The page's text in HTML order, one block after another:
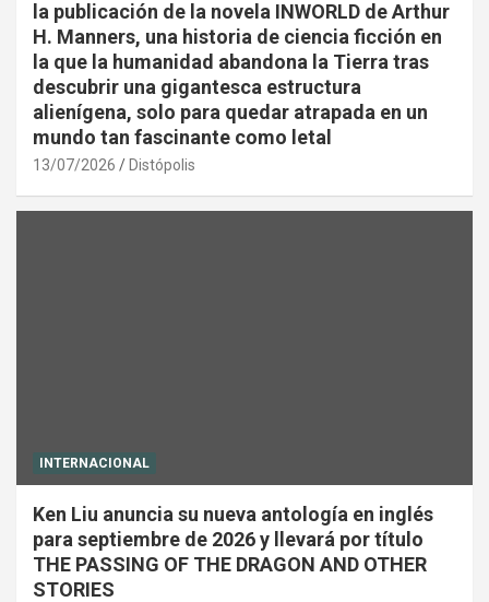
la publicación de la novela INWORLD de Arthur
H. Manners, una historia de ciencia ficción en
la que la humanidad abandona la Tierra tras
descubrir una gigantesca estructura
alienígena, solo para quedar atrapada en un
mundo tan fascinante como letal
13/07/2026 Distópolis
INTERNACIONAL
Ken Liu anuncia su nueva antología en inglés
para septiembre de 2026 y llevará por título
THE PASSING OF THE DRAGON AND OTHER
STORIES